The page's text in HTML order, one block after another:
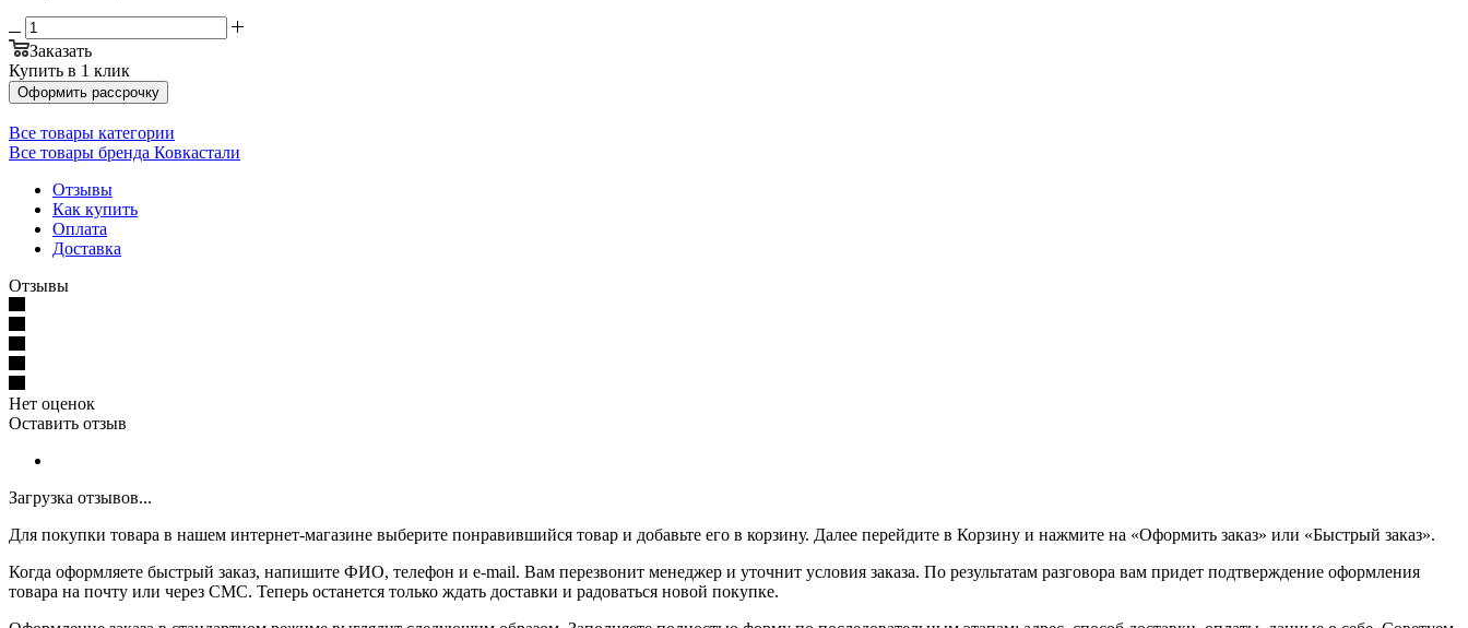
Заказать
Купить в 1 клик
Оформить рассрочку
Все товары категории
Все товары бренда Ковкастали
Отзывы
Как купить
Оплата
Доставка
Отзывы
Нет оценок
Оставить отзыв
Загрузка отзывов...
Для покупки товара в нашем интернет-магазине выберите понравившийся товар и добавьте его в корзину. Далее перейдите в Корзину и нажмите на «Оформить заказ» или «Быстрый заказ».
Когда оформляете быстрый заказ, напишите ФИО, телефон и e-mail. Вам перезвонит менеджер и уточнит условия заказа. По результатам разговора вам придет подтверждение оформления
товара на почту или через СМС. Теперь останется только ждать доставки и радоваться новой покупке.